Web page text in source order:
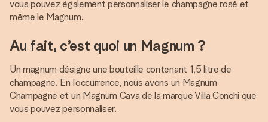
vous pouvez également personnaliser le champagne rosé et
même le Magnum.
Au fait, c’est quoi un Magnum ?
Un magnum désigne une bouteille contenant 1,5 litre de
champagne. En l’occurrence, nous avons un Magnum
Champagne et un Magnum Cava de la marque Villa Conchi que
vous pouvez personnaliser.